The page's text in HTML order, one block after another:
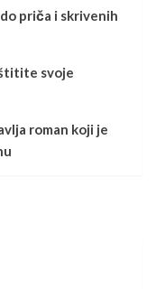
priča i skrivenih
svoje
roman koji je